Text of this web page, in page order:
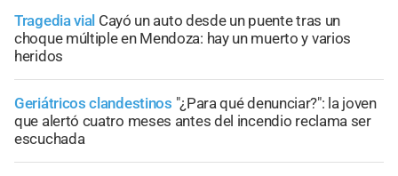
Tragedia vial Cayó un auto desde un puente tras un
choque múltiple en Mendoza: hay un muerto y varios
heridos
Geriátricos clandestinos "¿Para qué denunciar?": la joven
que alertó cuatro meses antes del incendio reclama ser
escuchada